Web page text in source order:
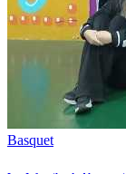
Basquet